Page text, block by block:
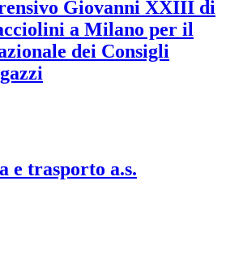
Giovanni XXIII di
a Milano per il
dei Consigli
e trasporto a.s.